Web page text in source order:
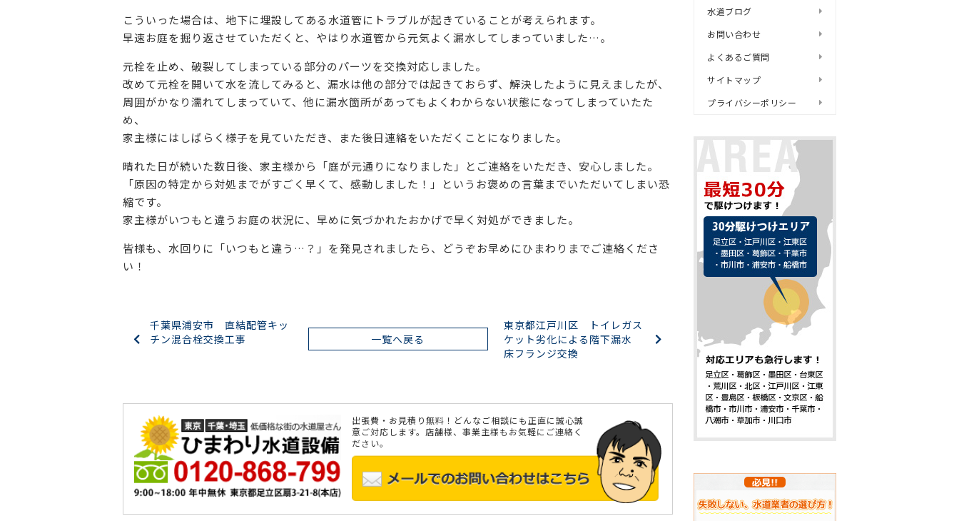
こういった場合は、地下に埋設してある水道管にトラブルが起きていることが考えられます。
早速お庭を掘り返させていただくと、やはり水道管から元気よく漏水してしまっていました…。
元栓を止め、破裂してしまっている部分のパーツを交換対応しました。
改めて元栓を開いて水を流してみると、漏水は他の部分では起きておらず、解決したように見えましたが、
周囲がかなり濡れてしまっていて、他に漏水箇所があってもよくわからない状態になってしまっていたた
め、
家主様にはしばらく様子を見ていただき、また後日連絡をいただくことになりました。
晴れた日が続いた数日後、家主様から「庭が元通りになりました」とご連絡をいただき、安心しました。
「原因の特定から対処までがすごく早くて、感動しました！」というお褒めの言葉までいただいてしまい恐
縮です。
家主様がいつもと違うお庭の状況に、早めに気づかれたおかげで早く対処ができました。
皆様も、水回りに「いつもと違う…？」を発見されましたら、どうぞお早めにひまわりまでご連絡くださ
い！
千葉県浦安市 直結配管キッ
チン混合栓交換工事
一覧へ戻る
東京都江戸川区 トイレガス
ケット劣化による階下漏水
床フランジ交換
出張費・お見積り無料！どんなご相談にも正直に誠心誠
意ご対応します。店舗様、事業主様もお気軽にご連絡く
ださい。
水道ブログ
お問い合わせ
よくあるご質問
サイトマップ
プライバシーポリシー